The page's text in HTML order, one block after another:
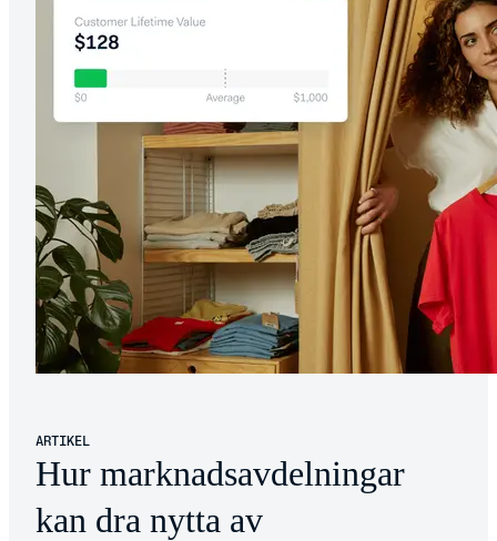
ARTIKEL
Hur marknadsavdelningar
kan dra nytta av